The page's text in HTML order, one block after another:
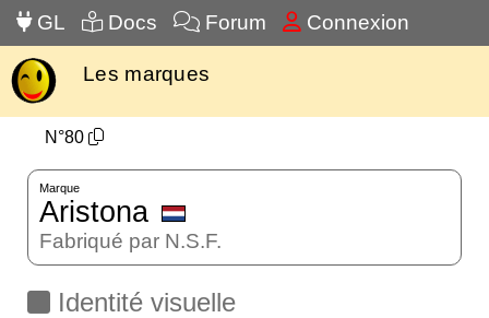
GL Docs Forum Connexion
Les marques
N°80
Marque
Aristona
Fabriqué par N.S.F.
Identité visuelle